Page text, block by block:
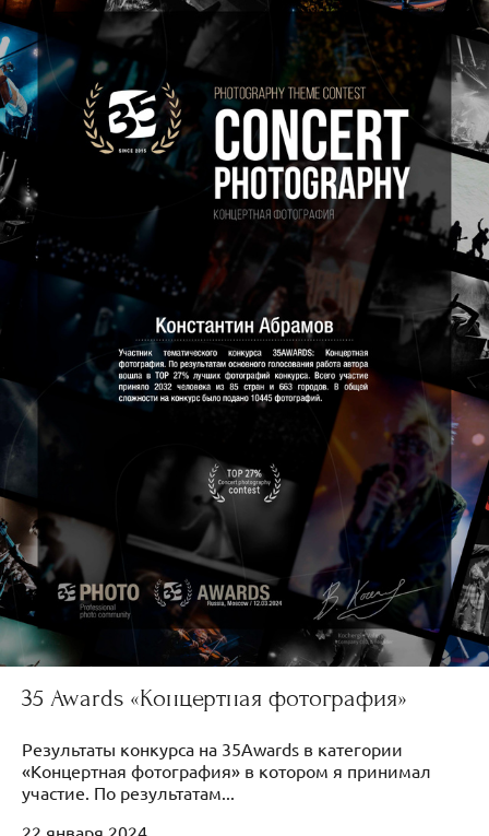
35 Awards «Концертная фотография»
Результаты конкурса на 35Awards в категории
«Концертная фотография» в котором я принимал
участие. По результатам...
22 января 2024